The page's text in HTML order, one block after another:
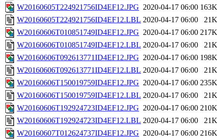
W20160605T224921756ID4EF12.JPG 2020-04-17 06:00 163K
W20160605T224921756ID4EF12.LBL 2020-04-17 06:00
21K
W20160606T010851749ID4EF12.JPG 2020-04-17 06:00 217K
W20160606T010851749ID4EF12.LBL 2020-04-17 06:00
21K
W20160606T092613771ID4EF12.JPG 2020-04-17 06:00 198K
W20160606T092613771ID4EF12.LBL 2020-04-17 06:00
21K
W20160606T150019759ID4EF12.JPG 2020-04-17 06:00 235K
W20160606T150019759ID4EF12.LBL 2020-04-17 06:00
21K
W20160606T192924723ID4EF12.JPG 2020-04-17 06:00 210K
W20160606T192924723ID4EF12.LBL 2020-04-17 06:00
21K
W20160607T012624737ID4EF12.JPG 2020-04-17 06:00 216K